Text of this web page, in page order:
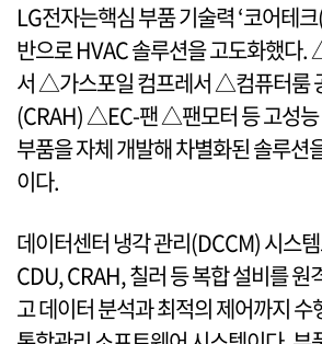
LG전자는핵심 부품 기술력 ‘코어테
반으로 HVAC 솔루션을 고도화했다
서 △가스포일 컴프레서 △컴퓨터룸
(CRAH) △EC-팬 △팬모터 등 고성능
부품을 자체 개발해 차별화된 솔루션
이다.
데이터센터 냉각 관리(DCCM) 시스
CDU, CRAH, 칠러 등 복합 설비를 원
고 데이터 분석과 최적의 제어까지